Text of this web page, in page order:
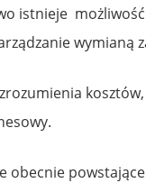
istnieje
obecnie